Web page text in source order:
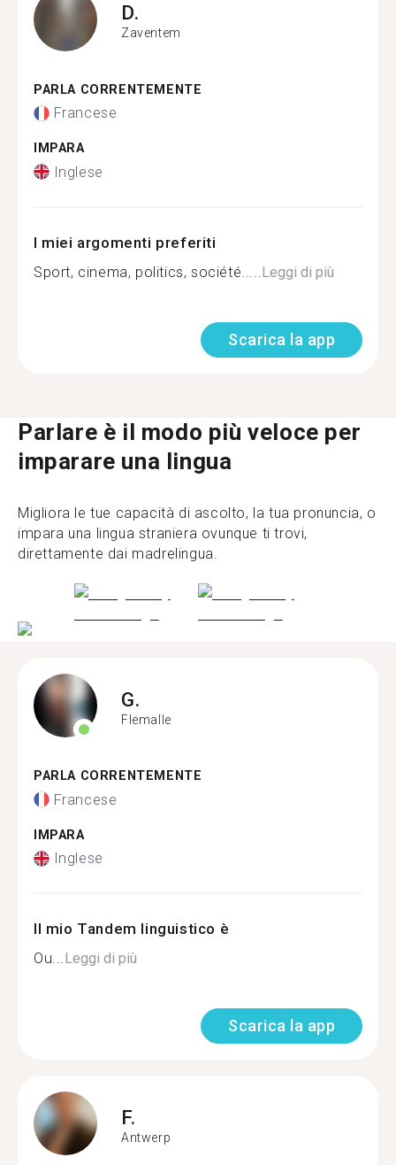
D.
Zaventem
PARLA CORRENTEMENTE
Francese
IMPARA
Inglese
I miei argomenti preferiti
Sport, cinema, politics, société..... Leggi di più
Scarica la app
Parlare è il modo più veloce per
imparare una lingua
Migliora le tue capacità di ascolto, la tua pronuncia, o
impara una lingua straniera ovunque ti trovi,
direttamente dai madrelingua.
G.
Flemalle
PARLA CORRENTEMENTE
Francese
IMPARA
Inglese
Il mio Tandem linguistico è
Ou...Leggi di più
Scarica la app
F.
Antwerp